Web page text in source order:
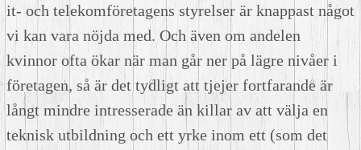
it- och telekomföretagens styrelser är knappast något
vi kan vara nöjda med. Och även om andelen
kvinnor ofta ökar när man går ner på lägre nivåer i
företagen, så är det tydligt att tjejer fortfarande är
långt mindre intresserade än killar av att välja en
teknisk utbildning och ett yrke inom ett (som det